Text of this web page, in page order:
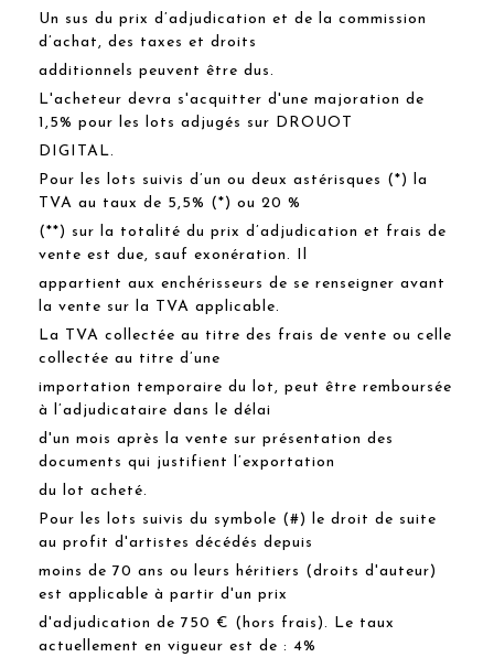
Un sus du prix d’adjudication et de la commission
d’achat, des taxes et droits
additionnels peuvent être dus.
L'acheteur devra s'acquitter d'une majoration de
1,5% pour les lots adjugés sur DROUOT
DIGITAL.
Pour les lots suivis d’un ou deux astérisques (*) la
TVA au taux de 5,5% (*) ou 20 %
(**) sur la totalité du prix d’adjudication et frais de
vente est due, sauf exonération. Il
appartient aux enchérisseurs de se renseigner avant
la vente sur la TVA applicable.
La TVA collectée au titre des frais de vente ou celle
collectée au titre d’une
importation temporaire du lot, peut être remboursée
à l’adjudicataire dans le délai
d'un mois après la vente sur présentation des
documents qui justifient l’exportation
du lot acheté.
Pour les lots suivis du symbole (#) le droit de suite
au profit d'artistes décédés depuis
moins de 70 ans ou leurs héritiers (droits d'auteur)
est applicable à partir d'un prix
d'adjudication de 750 € (hors frais). Le taux
actuellement en vigueur est de : 4%